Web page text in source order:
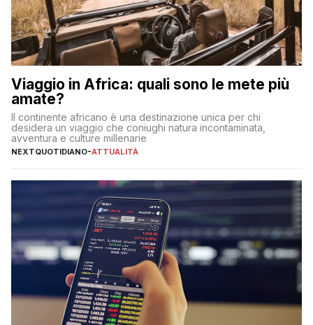
Viaggio in Africa: quali sono le mete più
amate?
Il continente africano è una destinazione unica per chi
desidera un viaggio che coniughi natura incontaminata,
avventura e culture millenarie
NEXTQUOTIDIANO-ATTUALITÀ